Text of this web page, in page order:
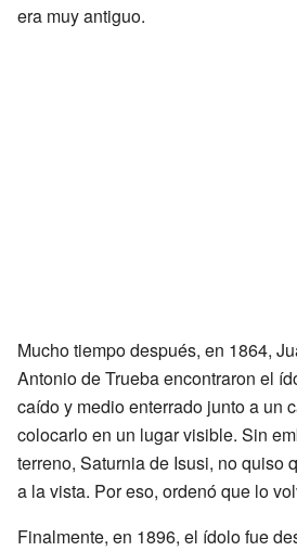
era muy antiguo.
Mucho tiempo después, en 1864,
Antonio de Trueba encontraron el
caído y medio enterrado junto a un
colocarlo en un lugar visible. Sin
terreno, Saturnia de Isusi, no quiso
a la vista. Por eso, ordenó que lo
Finalmente, en 1896, el ídolo fue